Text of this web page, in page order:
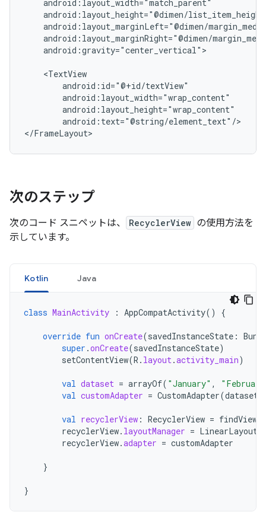
android:gravity="center_vertical">
android:text="@string/element_text"/>
次のステップ
次のコード スニペットは、 RecyclerView の使用方法を
示しています。
Kotlin Java
class MainActivity : AppCompatActivity() {
override fun onCreate(savedInstanceState :
super .onCreate(savedInstanceState)
setContentView(R . layout.activity_main)
val dataset = arrayOf( "January" ,
val customAdapter = CustomAdapter(dataset
val recyclerView : RecyclerView =
recyclerView. layoutManager =
recyclerView.adapter = customAdapter
}
}